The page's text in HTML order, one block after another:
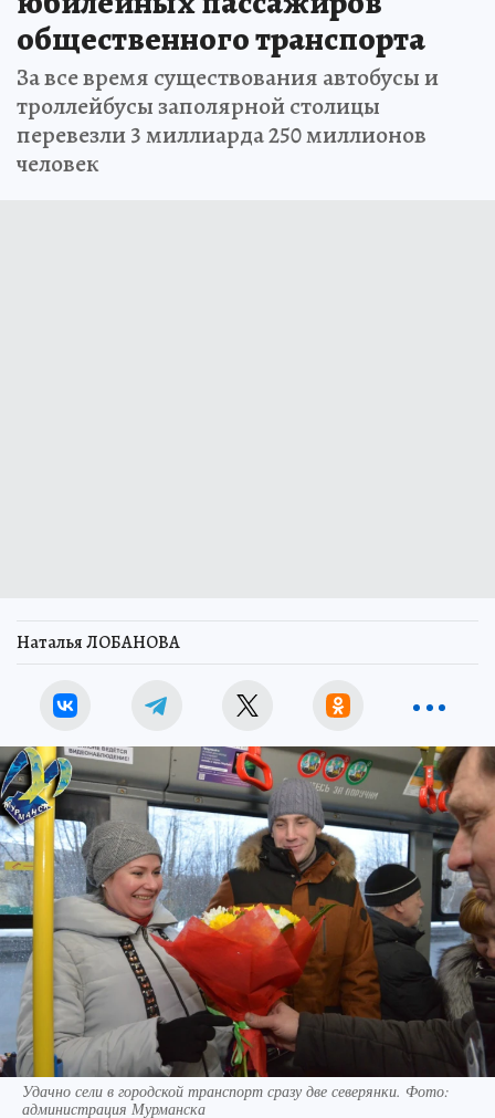
общественного транспорта
За все время существования автобусы и
троллейбусы заполярной столицы
перевезли 3 миллиарда 250 миллионов
человек
Наталья ЛОБАНОВА
Удачно сели в городской транспорт сразу две северянки. Фото:
администрация Мурманска